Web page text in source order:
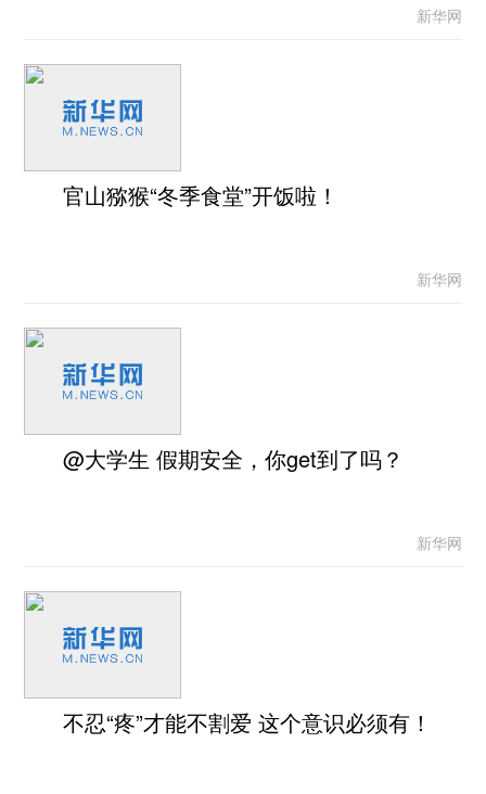
新华网
官山猕猴“冬季食堂”开饭啦！
新华网
@大学生 假期安全，你get到了吗？
新华网
不忍“疼”才能不割爱 这个意识必须有！